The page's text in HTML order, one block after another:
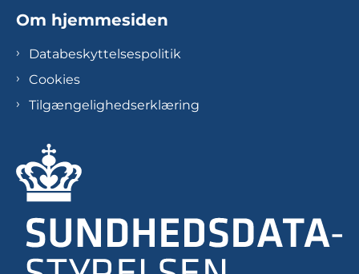
Om hjemmesiden
Databeskyttelsespolitik
Cookies
Tilgængelighedserklæring